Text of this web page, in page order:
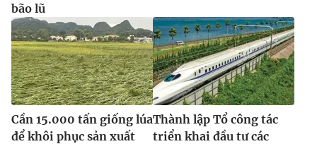
bão lũ
Cần 15.000 tấn giống lúa
để khôi phục sản xuất
Thành lập Tổ công tác
triển khai đầu tư các